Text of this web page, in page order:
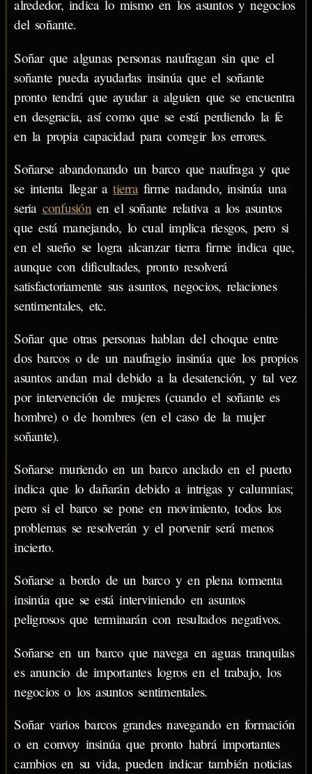
alrededor, indica lo mismo en los asuntos y negocios
del soñante.
Soñar que algunas personas naufragan sin que el
soñante pueda ayudarlas insinúa que el soñante
pronto tendrá que ayudar a alguien que se encuentra
en desgracia, así como que se está perdiendo la fe
en la propia capacidad para corregir los errores.
Soñarse abandonando un barco que naufraga y que
se intenta llegar atierrafirme nadando, insinúa una
seria confusiónen el soñante relativa a los asuntos
que está manejando, lo cual implica riesgos, pero si
en el sueño se logra alcanzar tierra firme indica que,
aunque con dificultades, pronto resolverá
satisfactoriamente sus asuntos, negocios, relaciones
sentimentales, etc.
Soñar que otras personas hablan del choque entre
dos barcos o de un naufragio insinúa que los propios
asuntos andan mal debido a la desatención, y tal vez
por intervención de mujeres (cuando el soñante es
hombre) o de hombres (en el caso de la mujer
soñante).
Soñarse muriendo en un barco anclado en el puerto
indica que lo dañarán debido a intrigas y calumnias;
pero si el barco se pone en movimiento, todos los
problemas se resolverán y el porvenir será menos
incierto.
Soñarse a bordo de un barco y en plena tormenta
insinúa que se está interviniendo en asuntos
peligrosos que terminarán con resultados negativos.
Soñarse en un barco que navega en aguas tranquilas
es anuncio de importantes logros en el trabajo, los
negocios o los asuntos sentimentales.
Soñar varios barcos grandes navegando en formación
o en convoy insinúa que pronto habrá importantes
cambios en su vida, pueden indicar también noticias